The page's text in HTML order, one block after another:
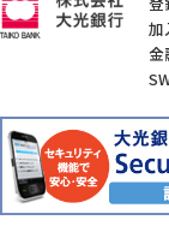
加
金